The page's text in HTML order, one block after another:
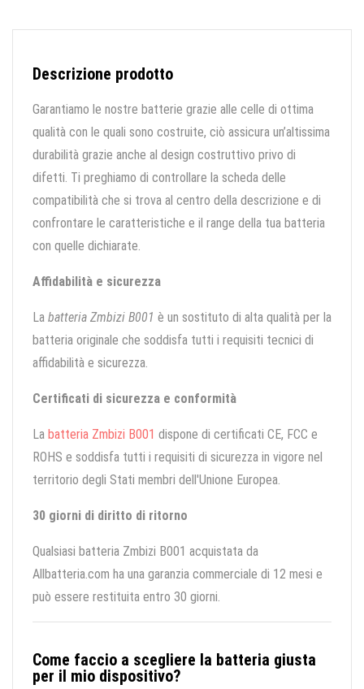
Descrizione prodotto
Garantiamo le nostre batterie grazie alle celle di ottima
qualità con le quali sono costruite, ciò assicura un’altissima
durabilità grazie anche al design costruttivo privo di
difetti. Ti preghiamo di controllare la scheda delle
compatibilità che si trova al centro della descrizione e di
confrontare le caratteristiche e il range della tua batteria
con quelle dichiarate.
Affidabilità e sicurezza
La batteria Zmbizi B001 è un sostituto di alta qualità per la
batteria originale che soddisfa tutti i requisiti tecnici di
affidabilità e sicurezza.
Certificati di sicurezza e conformità
La batteria Zmbizi B001 dispone di certificati CE, FCC e
ROHS e soddisfa tutti i requisiti di sicurezza in vigore nel
territorio degli Stati membri dell'Unione Europea.
30 giorni di diritto di ritorno
Qualsiasi batteria Zmbizi B001 acquistata da
Allbatteria.com ha una garanzia commerciale di 12 mesi e
può essere restituita entro 30 giorni.
Come faccio a scegliere la batteria giusta
per il mio dispositivo?